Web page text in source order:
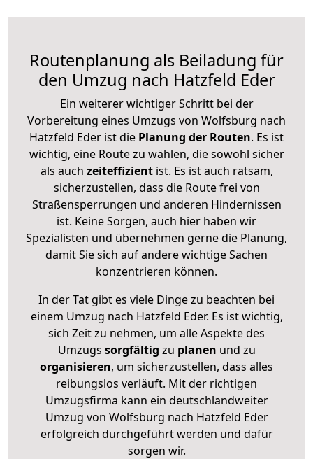
Routenplanung als Beiladung für
den Umzug nach Hatzfeld Eder
Ein weiterer wichtiger Schritt bei der
Vorbereitung eines Umzugs von Wolfsburg nach
Hatzfeld Eder ist die Planung der Routen. Es ist
wichtig, eine Route zu wählen, die sowohl sicher
als auch zeiteffizientist. Es ist auch ratsam,
sicherzustellen, dass die Route frei von
Straßensperrungen und anderen Hindernissen
ist. Keine Sorgen, auch hier haben wir
Spezialisten und übernehmen gerne die Planung,
damit Sie sich auf andere wichtige Sachen
konzentrieren können.
In der Tat gibt es viele Dinge zu beachten bei
einem Umzug nach Hatzfeld Eder. Es ist wichtig,
sich Zeit zu nehmen, um alle Aspekte des
Umzugs sorgfältig zu planen und zu
organisieren, um sicherzustellen, dass alles
reibungslos verläuft. Mit der richtigen
Umzugsfirma kann ein deutschlandweiter
Umzug von Wolfsburg nach Hatzfeld Eder
erfolgreich durchgeführt werden und dafür
sorgen wir.